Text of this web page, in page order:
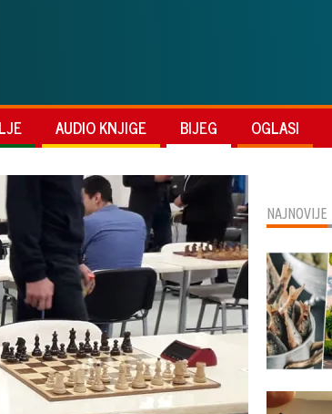
AUDIO KNJIGE BIJEG OGLASI
NAJNOVIJE